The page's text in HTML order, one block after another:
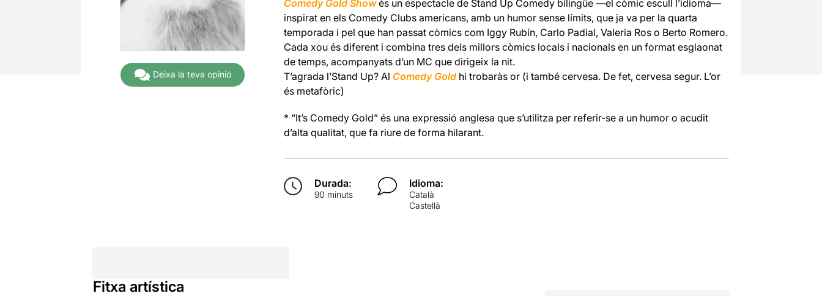
Deixa la teva opinió
Comedy Gold Showés un espectacle de Stand Up Comedy bilingüe —el còmic escull l’idioma—
inspirat en els Comedy Clubs americans, amb un humor sense límits, que ja va per la quarta
temporada i pel que han passat còmics com Iggy Rubín, Carlo Padial, Valeria Ros o Berto Romero.
Cada xou és diferent i combina tres dels millors còmics locals i nacionals en un format esglaonat
de temps, acompanyats d’un MC que dirigeix la nit.
T’agrada l’Stand Up? Al Comedy Goldhi trobaràs or (i també cervesa. De fet, cervesa segur. L’or
és metafòric)
* “It’s Comedy Gold” és una expressió anglesa que s’utilitza per referir-se a un humor o acudit
d’alta qualitat, que fa riure de forma hilarant.
Durada:
90 minuts
Idioma:
Català
Castellà
Fitxa artística